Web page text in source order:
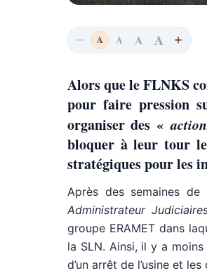
A A A A
Alors que le FLNKS
pour faire pression
organiser des «
bloquer à leur tour
stratégiques pour les
Après des semaines
Administrateur
groupe ERAMET dans
la SLN. Ainsi, il y a
d’un arrêt de l’usine et les